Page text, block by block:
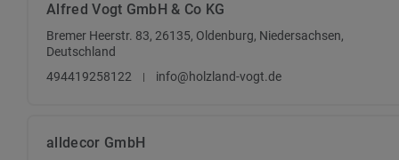
Alfred Vogt GmbH & Co KG
Bremer Heerstr. 83, 26135, Oldenburg, Niedersachsen,
Deutschland
494419258122
info@holzland-vogt.de
alldecor GmbH